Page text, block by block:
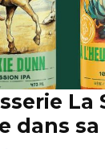
La
dans